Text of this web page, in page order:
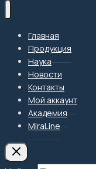
Главная
Продукция
Наука
Новости
Контакты
Мой аккаунт
Академия
MiraLine